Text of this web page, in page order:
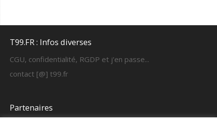
T99.FR : Infos diverses
CGU, confidentialité, RGDP et j'en passe...
contact [@] t99.fr
Partenaires